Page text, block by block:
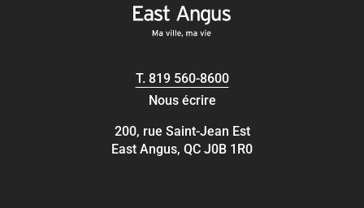
T. 819 560-8600
Nous écrire
200, rue Saint-Jean Est
East Angus, QC J0B 1R0